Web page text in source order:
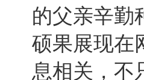
的父亲辛勤
硕果展现在
息相关，不